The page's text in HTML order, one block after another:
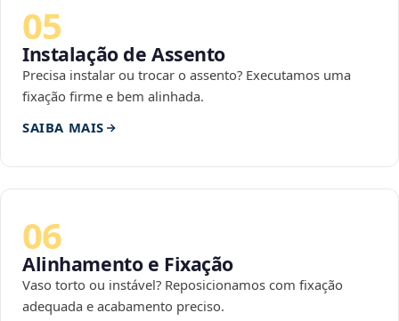
05
Instalação de Assento
Precisa instalar ou trocar o assento? Executamos uma
fixação firme e bem alinhada.
SAIBA MAIS
06
Alinhamento e Fixação
Vaso torto ou instável? Reposicionamos com fixação
adequada e acabamento preciso.